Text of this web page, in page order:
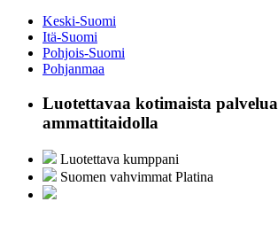
Keski-Suomi
Itä-Suomi
Pohjois-Suomi
Pohjanmaa
Luotettavaa kotimaista palvelua
ammattitaidolla
Luotettava kumppani
Suomen vahvimmat Platina